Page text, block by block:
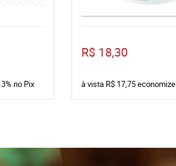
3% no Pix
R$ 18,30
à vista R$ 17,75economize